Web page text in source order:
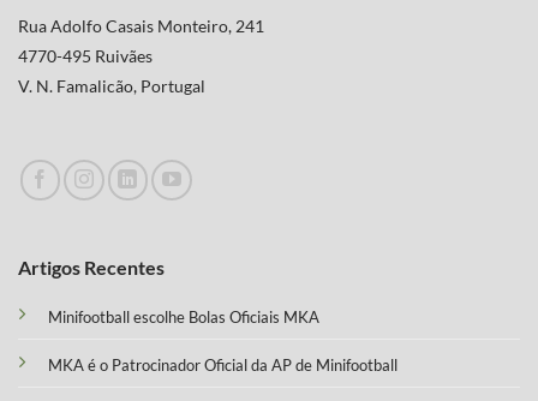
Rua Adolfo Casais Monteiro, 241
4770-495 Ruivães
V. N. Famalicão, Portugal
Artigos Recentes
Minifootball escolhe Bolas Oficiais MKA
MKA é o Patrocinador Oficial da AP de Minifootball